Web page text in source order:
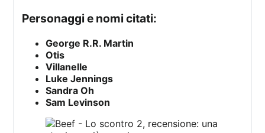
Personaggi e nomi citati:
George R.R. Martin
Otis
Villanelle
Luke Jennings
Sandra Oh
Sam Levinson